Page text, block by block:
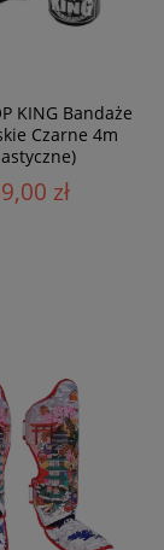
KING Bandaże
Czarne 4m
zł